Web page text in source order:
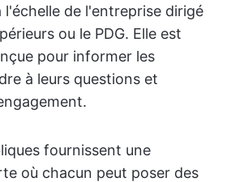
l'échelle de l'entreprise dirigé
ou le PDG. Elle est
pour informer les
à leurs questions et
fournissent une
où chacun peut poser des